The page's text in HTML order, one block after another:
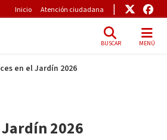
Pre-Header
Inicio Atención ciudadana Enlace
BUSCAR MENÚ
en el Jardín 2026
2026